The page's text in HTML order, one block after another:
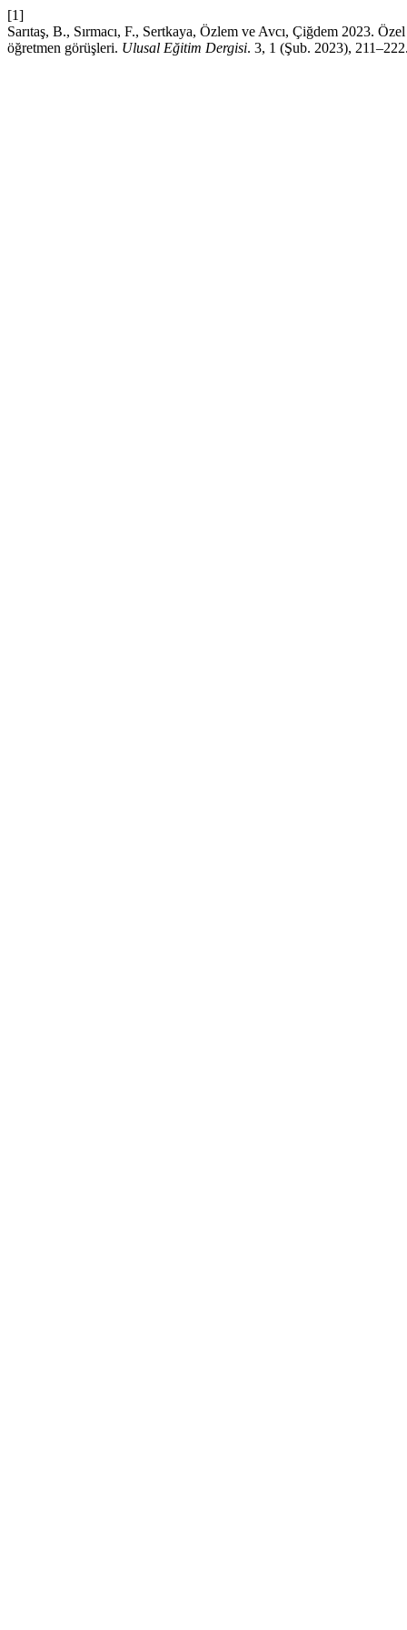
[1]
Sarıtaş, B., Sırmacı, F., Sertkaya, Özlem ve Avcı, Çiğdem 2023.
öğretmen görüşleri. Ulusal Eğitim Dergisi. 3, 1 (Şub. 2023),